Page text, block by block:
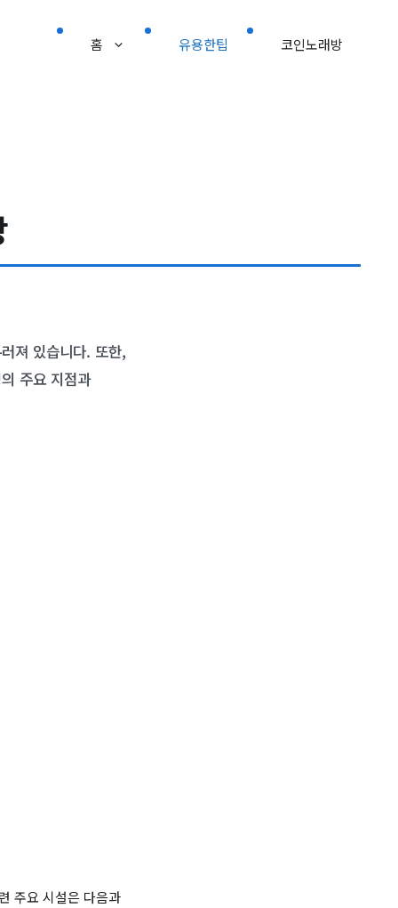
홈 유용한팁 코인노래방
져 있습니다. 또한,
주요 지점과
주요 시설은 다음과